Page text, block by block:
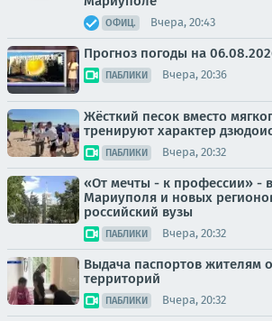
ОФИЦ. Вчера, 20:43
Прогноз погоды на
ПАБЛИКИ Вчера, 20:36
Жёсткий песок вместо
тренируют характер
ПАБЛИКИ Вчера, 20:32
«От мечты - к профессии» -
Мариуполя и новых
российский вузы
ПАБЛИКИ Вчера, 20:32
Выдача паспортов жителям
территорий
ПАБЛИКИ Вчера, 20:32